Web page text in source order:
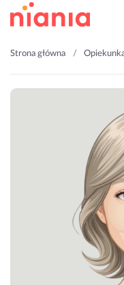
Strona główna